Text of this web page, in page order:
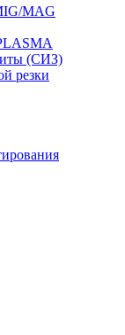
MAG
(СИЗ)
резки